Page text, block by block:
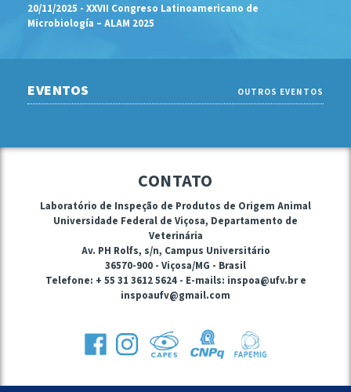
20/11/2025 - XXVII Congreso Latinoamericano de
Microbiología – ALAM 2025
EVENTOS OUTROS EVENTOS
CONTATO
Laboratório de Inspeção de Produtos de Origem Animal
Universidade Federal de Viçosa, Departamento de
Veterinária
Av. PH Rolfs, s/n, Campus Universitário
36570-900 - Viçosa/MG - Brasil
Telefone: + 55 31 3612 5624 - E-mails: inspoa@ufv.br e
inspoaufv@gmail.com